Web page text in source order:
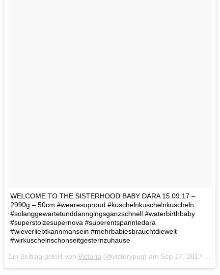
WELCOME TO THE SISTERHOOD BABY DARA 15.09.17 –
2990g – 50cm ‍‍‍#wearesoproud #kuschelnkuschelnkuscheln
#solanggewartetunddanngingsganzschnell #waterbirthbaby
#superstolzesupernova #superentspanntedara
#wieverliebtkannmansein #mehrbabiesbrauchtdiewelt
#wirkuschelnschonseitgesternzuhause
Ein Beitrag geteilt von Victoria (@victorypug) am Sep 17, 2017 um 2:58 PDT